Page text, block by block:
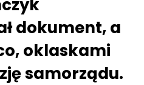
dokument, a
oklaskami
samorządu.